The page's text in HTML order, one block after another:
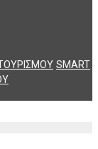
SMART